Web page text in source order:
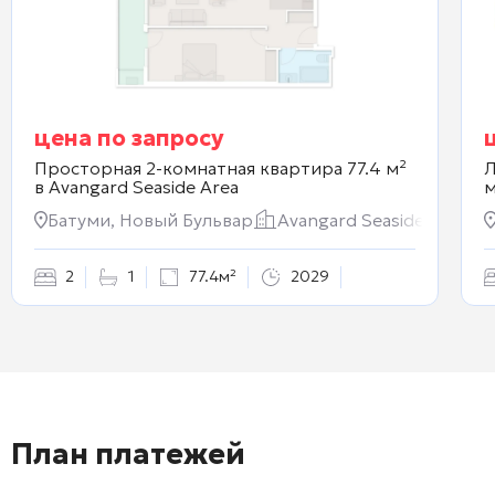
цена по запросу
Просторная 2-комнатная квартира 77.4 м²
в Avangard Seaside Area
Батуми, Новый Бульвар
Avangard Seaside Area
2 1 77.4м² 2029
План платежей